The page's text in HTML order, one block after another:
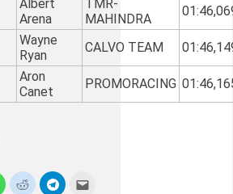
Albert
Arena
TMR-
MAHINDRA
Wayne
Ryan
CALVO TEAM
Aron
Canet
PROMORACING